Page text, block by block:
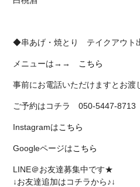
◆串あげ・焼とり テイクアウト
メニューは→→ こちら
事前にお電話いただけますとお渡
ご予約はコチラ 050-5447-8713
Instagramはこちら
Googleページはこちら
LINE＠お友達募集中です★
↓お友達追加はコチラから♪↓